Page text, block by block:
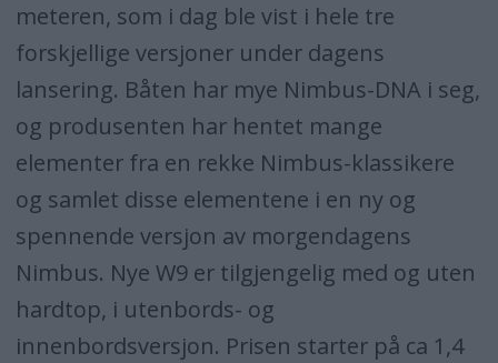
meteren, som i dag ble vist i hele tre
forskjellige versjoner under dagens
lansering. Båten har mye Nimbus-DNA i seg,
og produsenten har hentet mange
elementer fra en rekke Nimbus-klassikere
og samlet disse elementene i en ny og
spennende versjon av morgendagens
Nimbus. Nye W9 er tilgjengelig med og uten
hardtop, i utenbords- og
innenbordsversjon. Prisen starter på ca 1,4